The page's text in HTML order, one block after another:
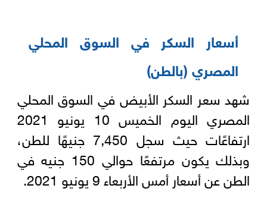
أسعار السكر في السوق المحلي
المصري (بالطن)
شهد سعر السكر الأبيض في السوق المحلي
المصري اليوم الخميس 10 يونيو 2021
ارتفاعًات حيث سجل 7,450 جنيهًا للطن،
وبذلك يكون مرتفعًا حوالي 150 جنيه في
الطن عن أسعار أمس الأربعاء 9 يونيو 2021.